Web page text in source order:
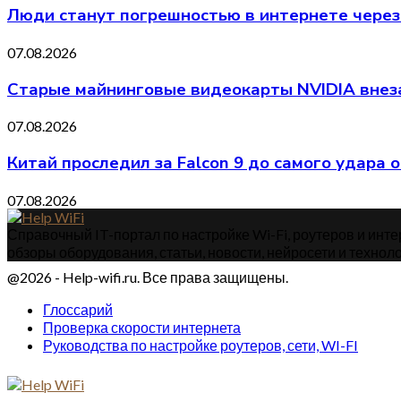
Люди станут погрешностью в интернете
07.08.2026
Старые майнинговые видеокарты NVIDIA
07.08.2026
Китай проследил за Falcon 9 до самого удара
07.08.2026
@2026 - Help-wifi.ru. Все права защищены.
Глоссарий
Проверка скорости интернета
Руководства по настройке роутеров, сети, WI-FI